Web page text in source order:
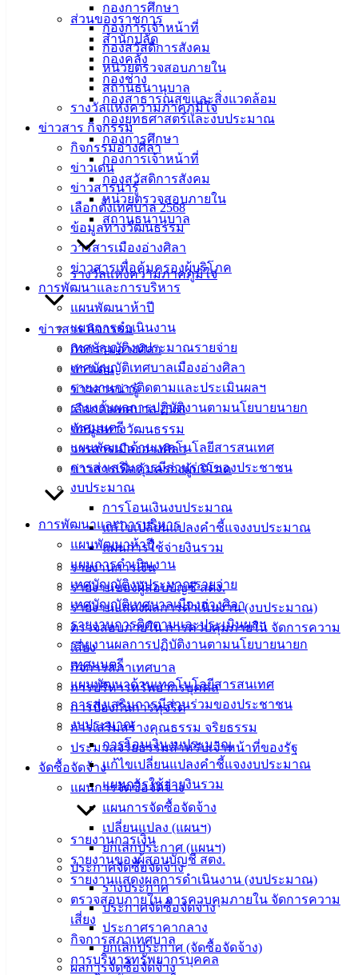
กองการศึกษา
กองการเจ้าหน้าที่
กองสวัสดิการสังคม
หน่วยตรวจสอบภายใน
สถานธนานุบาล
รางวัลแห่งความภาคภูมิใจ
ข่าวสาร กิจกรรม
กิจกรรมอ่างศิลา
ข่าวเด่น
ข่าวสารน่ารู้
เลือกตั้งเทศบาล 2568
ข้อมูลทางวัฒนธรรม
วารสารเมืองอ่างศิลา
ข่าวสารเพื่อคุ้มครองผู้บริโภค
การพัฒนาและการบริหาร
แผนพัฒนาห้าปี
แผนการดำเนินงาน
เทศบัญญัติงบประมาณรายจ่าย
เทศบัญญัติเทศบาลเมืองอ่างศิลา
รายงานการติดตามและประเมินผลฯ
รายงานผลการปฏิบัติงานตามนโยบายนายก
เทศมนตรี
แผนพัฒนาด้านเทคโนโลยีสารสนเทศ
การส่งเสริมการมีส่วนร่วมของประชาชน
งบประมาณ
การโอนเงินงบประมาณ
แก้ไขเปลี่ยนแปลงคำชี้แจงงบประมาณ
แผนการใช้จ่ายงินรวม
รายงานการเงิน
รายงานของผู้สอบบัญชี สตง.
รายงานแสดงผลการดำเนินงาน (งบประมาณ)
ตรวจสอบภายใน การควบคุมภายใน จัดการความ
เสี่ยง
กิจการสภาเทศบาล
การบริหารทรัพยากรบุคคล
การป้องกันการทุจริต
การเสริมสร้างคุณธรรม จริยธรรม
ประมวลจริยธรรมสำหรับเจ้าหน้าที่ของรัฐ
จัดซื้อจัดจ้าง
แผนการจัดซื้อจัดจ้าง
แผนการจัดซื้อจัดจ้าง
เปลี่ยนแปลง (แผนฯ)
ยกเลิกประกาศ (แผนฯ)
ประกาศจัดซื้อจัดจ้าง
ร่างประกาศ
ประกาศจัดซื้อจัดจ้าง
ประกาศราคากลาง
ยกเลิกประกาศ (จัดซื้อจัดจ้าง)
ผลการจัดซื้อจัดจ้าง
ส่วนของราชการ
สำนักปลัด
กองคลัง
กองช่าง
กองสาธารณสุขและสิ่งแวดล้อม
กองยุทธศาสตร์และงบประมาณ
กองการศึกษา
กองการเจ้าหน้าที่
กองสวัสดิการสังคม
หน่วยตรวจสอบภายใน
สถานธนานุบาล
รางวัลแห่งความภาคภูมิใจ
ข่าวสาร กิจกรรม
กิจกรรมอ่างศิลา
ข่าวเด่น
ข่าวสารน่ารู้
เลือกตั้งเทศบาล 2568
ข้อมูลทางวัฒนธรรม
วารสารเมืองอ่างศิลา
ข่าวสารเพื่อคุ้มครองผู้บริโภค
การพัฒนาและการบริหาร
แผนพัฒนาห้าปี
แผนการดำเนินงาน
เทศบัญญัติงบประมาณรายจ่าย
เทศบัญญัติเทศบาลเมืองอ่างศิลา
รายงานการติดตามและประเมินผลฯ
รายงานผลการปฏิบัติงานตามนโยบายนายก
เทศมนตรี
แผนพัฒนาด้านเทคโนโลยีสารสนเทศ
การส่งเสริมการมีส่วนร่วมของประชาชน
งบประมาณ
การโอนเงินงบประมาณ
แก้ไขเปลี่ยนแปลงคำชี้แจงงบประมาณ
แผนการใช้จ่ายงินรวม
รายงานการเงิน
รายงานของผู้สอบบัญชี สตง.
รายงานแสดงผลการดำเนินงาน (งบประมาณ)
ตรวจสอบภายใน การควบคุมภายใน จัดการความ
เสี่ยง
กิจการสภาเทศบาล
การบริหารทรัพยากรบุคคล
อ่างศิลา 90/338
อ.เมือง จ.ชลบุรี
038-
142-100-104
บริการ
ประชาชน
ดาวน์โหลด
แบบ
ฟอร์ม,
เอกสาร
คู่มือ
สำหรับ
ประชาชน/
คู่มือการ
ปฏิบัติ
งาน
ข่าวสาร
น่ารู้
ศุนย์
ข้อมูล
ข่าวสาร
อิเล็กทรอนิกส์
ความรู้
(Knowledge
Management)
เทศบาล
สายตรง
ประวัติ
หัวหน้า
ส่วน
ราชการ
สภา
เทศบาล
สงวนลิขสิทธิ์ © 2563 เทศบาลเมืองอ่างศิลา จังหวัดชลบุรี |
angsilacity.go.th | Powered byBuuscript